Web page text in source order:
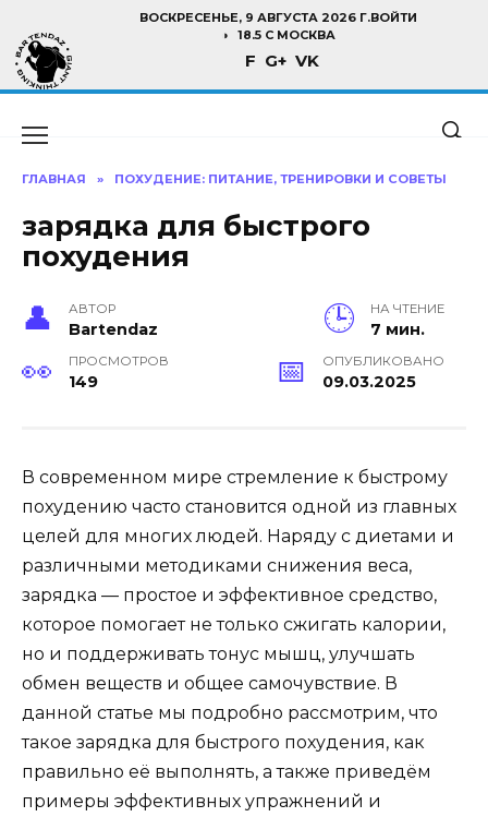
содержанию
ВОСКРЕСЕНЬЕ, 9 АВГУСТА 2026 Г.ВОЙТИ
18.5 C МОСКВА
F G+ VK
ГЛАВНАЯ » ПОХУДЕНИЕ: ПИТАНИЕ, ТРЕНИРОВКИ И СОВЕТЫ
зарядка для быстрого
похудения
АВТОР
Bartendaz
НА ЧТЕНИЕ
7 мин.
ПРОСМОТРОВ
149
ОПУБЛИКОВАНО
09.03.2025
В современном мире стремление к быстрому
похудению часто становится одной из главных
целей для многих людей. Наряду с диетами и
различными методиками снижения веса,
зарядка — простое и эффективное средство,
которое помогает не только сжигать калории,
но и поддерживать тонус мышц, улучшать
обмен веществ и общее самочувствие. В
данной статье мы подробно рассмотрим, что
такое зарядка для быстрого похудения, как
правильно её выполнять, а также приведём
примеры эффективных упражнений и